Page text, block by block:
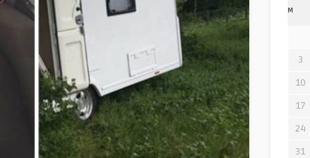
M
3
10
17
24
31